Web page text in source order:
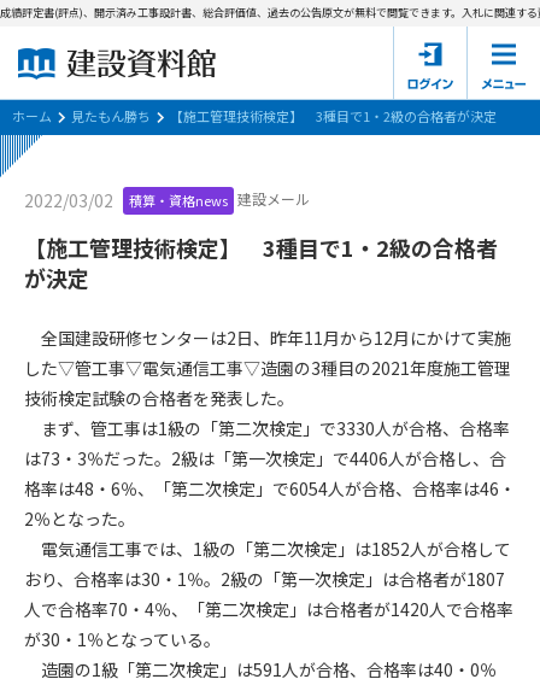
建設資料館とは
会員登録について
サポーター会員一覧
会社概要 お問い合わせ
会員規約
定書(評点)、開示済み工事設計書、総合評価値、過去の公告原文が無料で閲覧できます。入札に関連する
ホーム 見たもん勝ち 【施工管理技術検定】 3種目で1・2級の合格者が決定
2022/03/02 積算・資格news 建設メール
【施工管理技術検定】 3種目で1・2級の合格者
が決定
全国建設研修センターは2日、昨年11月から12月にかけて実施
した▽管工事▽電気通信工事▽造園の3種目の2021年度施工管理
技術検定試験の合格者を発表した。
まず、管工事は1級の「第二次検定」で3330人が合格、合格率
は73・3％だった。2級は「第一次検定」で4406人が合格し、合
格率は48・6％、「第二次検定」で6054人が合格、合格率は46・
2％となった。
電気通信工事では、1級の「第二次検定」は1852人が合格して
おり、合格率は30・1％。2級の「第一次検定」は合格者が1807
人で合格率70・4％、「第二次検定」は合格者が1420人で合格率
が30・1％となっている。
造園の1級「第二次検定」は591人が合格、合格率は40・0％
パスワードの再発行
第1条（規約の目的）
会員サービスの利用条件等について定めるものです。
2. 管理者が建設資料館WEB上で随時掲載するルールは本規約の
一部を構成するものとします。
第2条（規約の変更）
本規約は、会員の了承を得ることなく、随時変更されることが
あります。変更内容は、建設資料館WEB上に表示した時点で直
ちに全ての会員が了承したものとみなします。
第4条（会員審査および資格の取り消し）
会員とは、本規約を承諾の上、所定の会員申込手続きを完了
後、管理者がこれを承認した者をいいます。